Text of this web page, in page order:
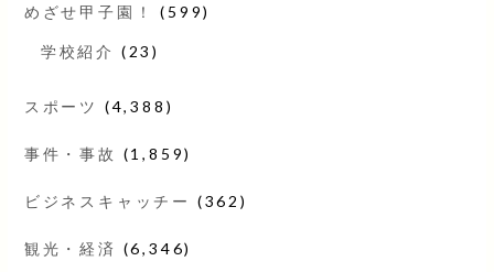
めざせ甲子園！ (599)
学校紹介 (23)
スポーツ (4,388)
事件・事故 (1,859)
ビジネスキャッチー (362)
観光・経済 (6,346)